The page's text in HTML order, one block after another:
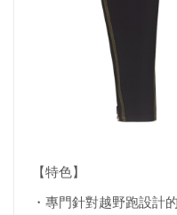
【特色】
・專門針對越野跑設計